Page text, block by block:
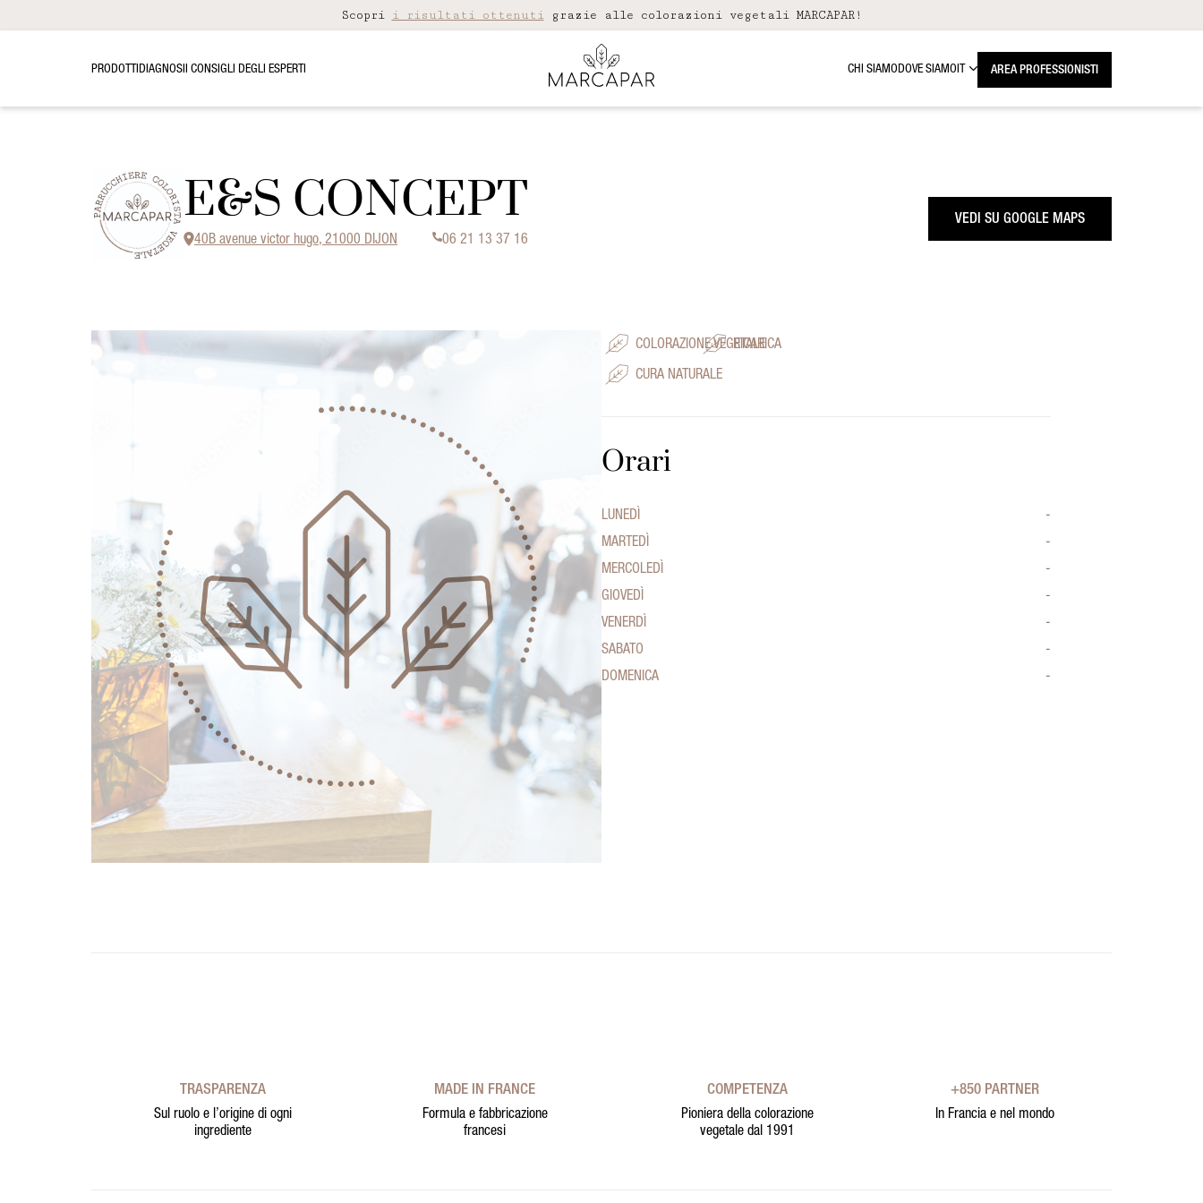
Scopri i risultati ottenutigrazie alle colorazioni vegetali MARCAPAR!
PRODOTTI DIAGNOSI I CONSIGLI DEGLI ESPERTI CHI SIAMO DOVE SIAMO AREA PROFESSIONISTI
E&S CONCEPT
40B avenue victor hugo, 21000 DIJON 06 21 13 37 16
VEDI SU GOOGLE MAPS
COLORAZIONE VEGETALE
RICARICA
CURA NATURALE
Orari
LUNEDÌ
-
MARTEDÌ
-
MERCOLEDÌ
-
GIOVEDÌ
-
VENERDÌ
-
SABATO
-
DOMENICA
-
TRASPARENZA
Sul ruolo e l’origine di ogni
ingrediente
MADE IN FRANCE
Formula e fabbricazione
francesi
COMPETENZA
Pioniera della colorazione
vegetale dal 1991
+850 PARTNER
In Francia e nel mondo